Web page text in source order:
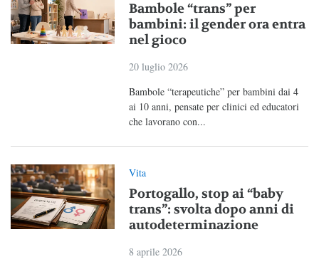
Bambole “trans” per
bambini: il gender ora entra
nel gioco
20 luglio 2026
Bambole “terapeutiche” per bambini dai 4
ai 10 anni, pensate per clinici ed educatori
che lavorano con...
Vita
Portogallo, stop ai “baby
trans”: svolta dopo anni di
autodeterminazione
8 aprile 2026